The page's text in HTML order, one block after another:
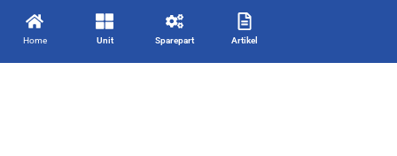
Home Unit Sparepart Artikel